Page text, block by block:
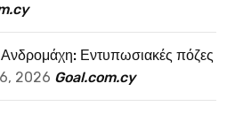
Εντυπωσιακές πόζες
2026 Goal.com.cy